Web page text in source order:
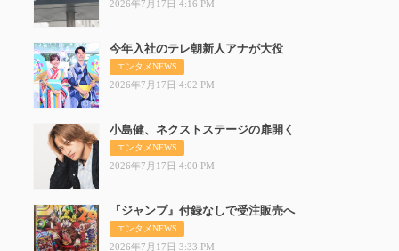
2026年7月17日 4:16 PM
今年入社のテレ朝新人アナが大役
エンタメNEWS
2026年7月17日 4:02 PM
小島健、ネクストステージの扉開く
エンタメNEWS
2026年7月17日 4:00 PM
『ジャンプ』付録なしで受注販売へ
エンタメNEWS
2026年7月17日 3:33 PM